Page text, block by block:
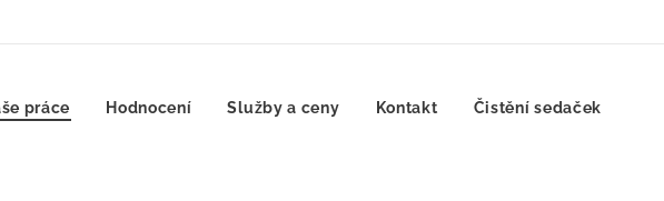
práce Hodnocení Služby a ceny Kontakt Čistění sedaček